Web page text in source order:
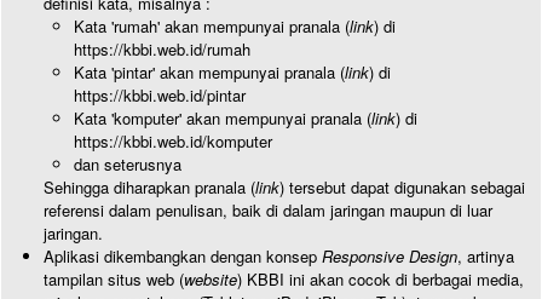
Kata 'rumah' akan mempunyai pranala (link) di
https://kbbi.web.id/rumah
Kata 'pintar' akan mempunyai pranala (link) di
https://kbbi.web.id/pintar
Kata 'komputer' akan mempunyai pranala (link) di
https://kbbi.web.id/komputer
dan seterusnya
Sehingga diharapkan pranala (link) tersebut dapat digunakan sebagai
referensi dalam penulisan, baik di dalam jaringan maupun di luar
jaringan.
Aplikasi dikembangkan dengan konsep Responsive Design, artinya
tampilan situs web (website) KBBI ini akan cocok di berbagai media,